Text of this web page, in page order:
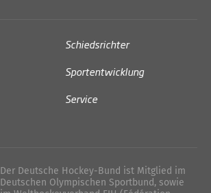
Schiedsrichter
Sportentwicklung
Service
Der Deutsche Hockey-Bund ist Mitglied im
Deutschen Olympischen Sportbund, sowie